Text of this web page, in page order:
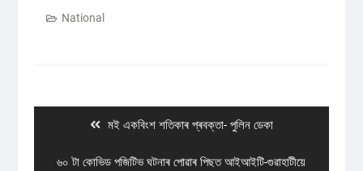
National
Previous
মই একবিংশ শতিকাৰ প্ৰবক্তা- পুলিন ডেকা
Next
৬০ টা কোভিড পজিটিভ ঘটনাৰ পোৱাৰ পিছত আইআইটি-গুৱাহাটীয়ে